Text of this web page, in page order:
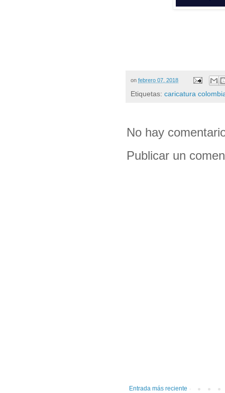
on febrero 07, 2018
Etiquetas: caricatura
No hay
Publicar un
Entrada más reciente